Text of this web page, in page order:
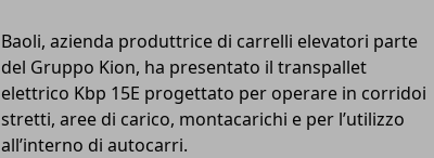
Baoli, azienda produttrice di carrelli elevatori parte
del Gruppo Kion, ha presentato il transpallet
elettrico Kbp 15E progettato per operare in corridoi
stretti, aree di carico, montacarichi e per l’utilizzo
all’interno di autocarri.